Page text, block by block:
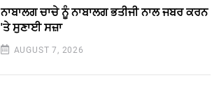
ਨਾਬਾਲਗ ਚਾਚੇ ਨੂੰ ਨਾਬਾਲਗ ਭਤੀਜੀ ਨਾਲ ਜਬਰ ਕਰਨ
'ਤੇ ਸੁਣਾਈ ਸਜ਼ਾ
AUGUST 7, 2026